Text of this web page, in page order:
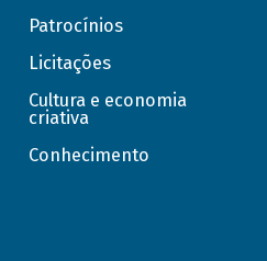
Patrocínios
Licitações
Cultura e economia
criativa
Conhecimento